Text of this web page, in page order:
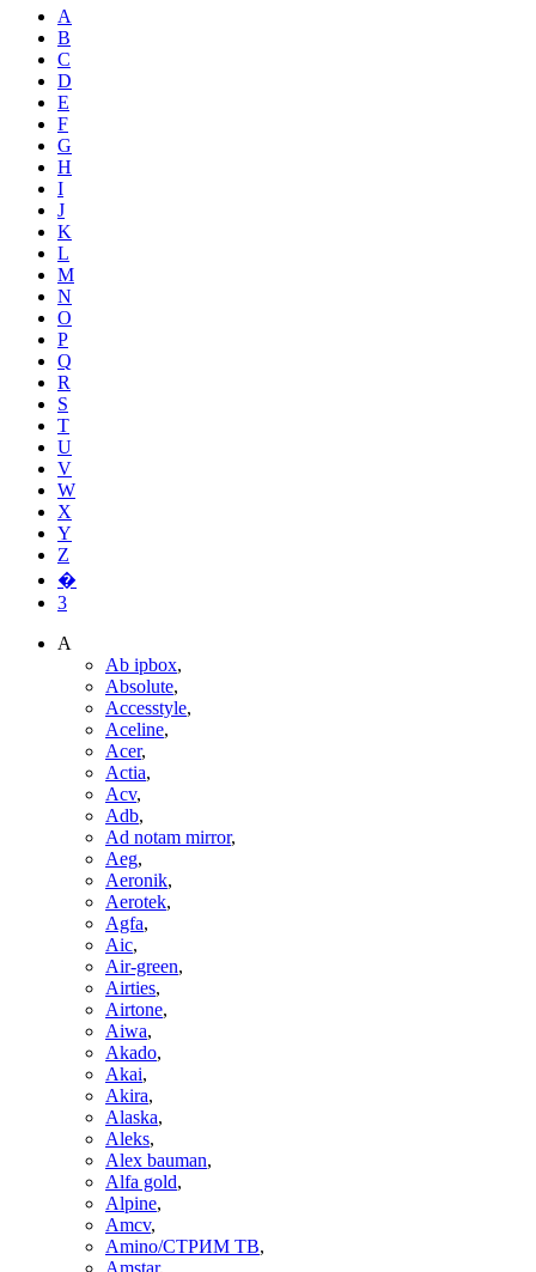
A
B
C
D
E
F
G
H
I
J
K
L
M
N
O
P
Q
R
S
T
U
V
W
X
Y
Z
�
3
A
Ab ipbox,
Absolute,
Accesstyle,
Aceline,
Acer,
Actia,
Acv,
Adb,
Ad notam mirror,
Aeg,
Aeronik,
Aerotek,
Agfa,
Aic,
Air-green,
Airties,
Airtone,
Aiwa,
Akado,
Akai,
Akira,
Alaska,
Aleks,
Alex bauman,
Alfa gold,
Alpine,
Amcv,
Amino/СТРИМ ТВ,
Amstar,